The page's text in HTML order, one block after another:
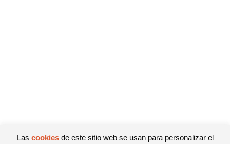
Las cookiesde este sitio web se usan para personalizar el